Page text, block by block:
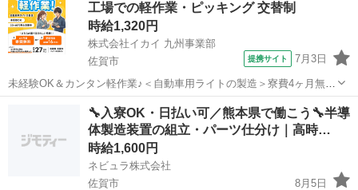
工場での軽作業・ピッキング 交替制
時給1,320円
株式会社イカイ 九州事業部
佐賀市
提携サイト 7月3日
未経験OK＆カンタン軽作業♪＜自動車用ライトの製造＞寮費4ヶ月無料
or更新祝金総額16万円の選べる特典付き！／5ヶ月目以降は時給100円
ーカーの工場で、自動...
その他
🔧入寮OK・日払い可／熊本県で働こう🔧半導
体製造装置の組立・パーツ仕分け｜高時…
時給1,600円
ネビュラ株式会社
佐賀市
8月5日